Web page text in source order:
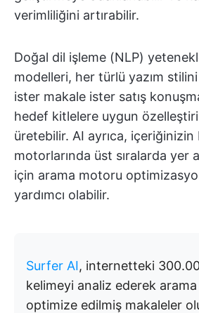
verimliliğini artırabilir.
Doğal dil işleme (NLP)
modelleri, her türlü yazım
ister makale ister satış
hedef kitlelere uygun
üretebilir. AI ayrıca, içeriğinizin
motorlarında üst sıralarda yer
için arama motoru
yardımcı olabilir.
Surfer AI, internetteki
kelimeyi analiz ederek
optimize edilmiş makaleler